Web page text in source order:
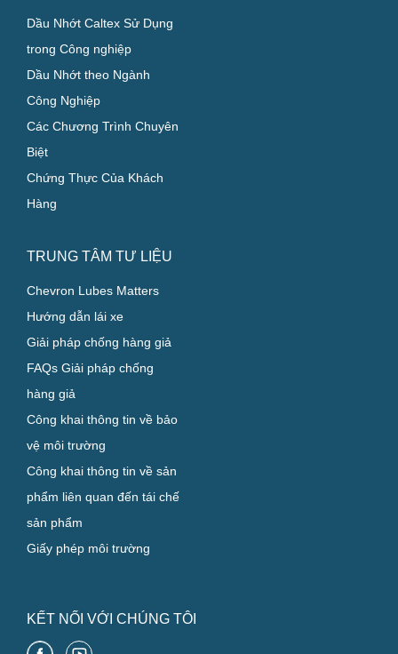
Dầu Nhớt Caltex Sử Dụng
trong Công nghiệp
Dầu Nhớt theo Ngành
Công Nghiệp
Các Chương Trình Chuyên
Biệt
Chứng Thực Của Khách
Hàng
TRUNG TÂM TƯ LIỆU
Chevron Lubes Matters
Hướng dẫn lái xe
Giải pháp chống hàng giả
FAQs Giải pháp chống
hàng giả
Công khai thông tin về bảo
vệ môi trường
Công khai thông tin về sản
phẩm liên quan đến tái chế
sản phẩm
Giấy phép môi trường
KẾT NỐI VỚI CHÚNG TÔI